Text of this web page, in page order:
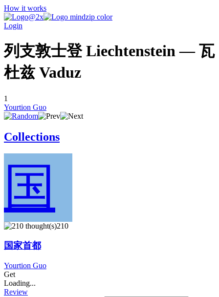
How it works
Login
列支敦士登 Liechtenstein — 瓦
杜兹 Vaduz
1
Yourtion Guo
Collections
国
210
国家首都
Yourtion Guo
Get
Loading...
Review